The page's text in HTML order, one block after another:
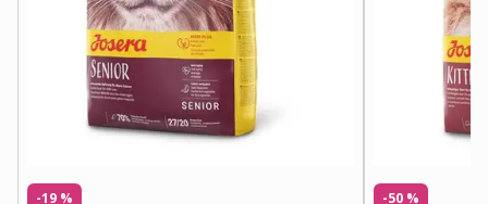
-19 %
-50 %